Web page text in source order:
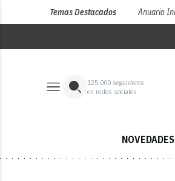
Temas Destacados Anuario
125,000 seguidores
en redes sociales
NOVEDADES